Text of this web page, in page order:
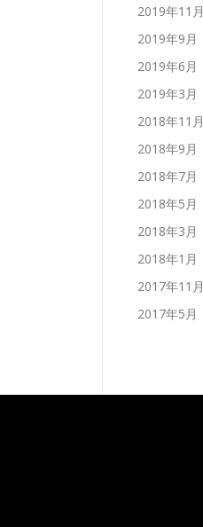
2019年11月
2019年9月
2019年6月
2019年3月
2018年11月
2018年9月
2018年7月
2018年5月
2018年3月
2018年1月
2017年11月
2017年5月